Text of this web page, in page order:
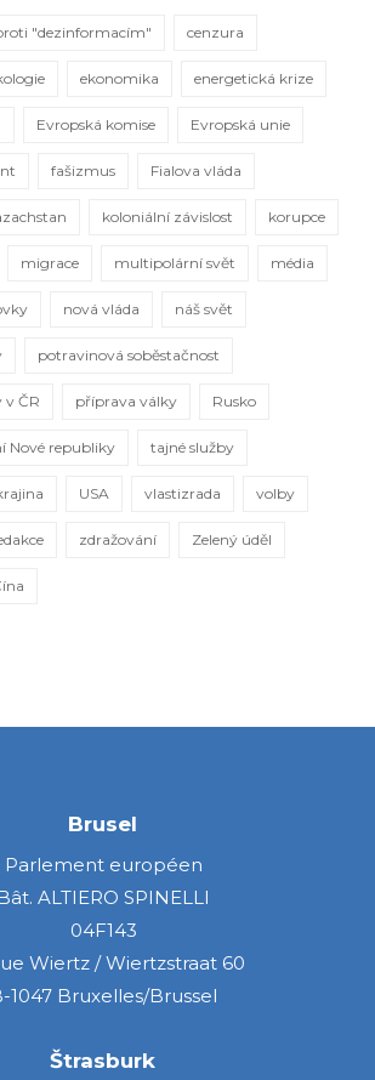
"dezinformacím" cenzura
ekonomika energetická krize
Evropská komise Evropská unie
fašizmus Fialova vláda
koloniální závislost korupce
migrace multipolární svět média
nová vláda náš svět
potravinová soběstačnost
v ČR příprava války Rusko
Nové republiky tajné služby
USA vlastizrada volby
zdražování Zelený úděl
Brusel
Parlement européen
ALTIERO SPINELLI
04F143
Wiertz / Wiertzstraat 60
1047 Bruxelles/Brussel
Štrasburk